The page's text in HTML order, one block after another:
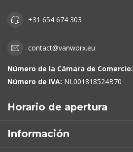
+31 654 674 303
contact@vanworx.eu
Número de la Cámara de Comercio:
Número de IVA: NL001818524B70
Horario de apertura
Información